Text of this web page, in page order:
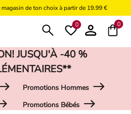
de ton choix à partir de 19.99 €
à partir de 49,99€
0 0
JUSQU'À -40 %
Promotions Hommes
Promotions Bébés